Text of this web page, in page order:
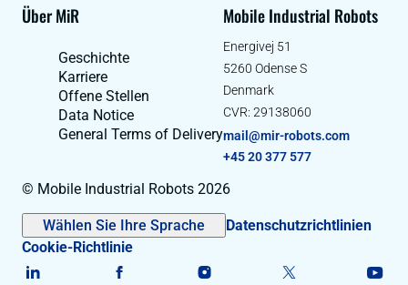
Über MiR
Geschichte
Karriere
Offene Stellen
Data Notice
General Terms of Delivery
Mobile Industrial Robots
Energivej 51
5260 Odense S
Denmark
CVR: 29138060
mail@mir-robots.com
+45 20 377 577
© Mobile Industrial Robots 2026
Wählen Sie Ihre Sprache
Datenschutzrichtlinien
Cookie-Richtlinie